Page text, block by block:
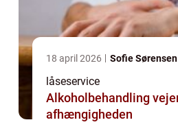
18 april 2026 Sofie Sørensen
låseservice
Alkoholbehandling vejen ud af
afhængigheden